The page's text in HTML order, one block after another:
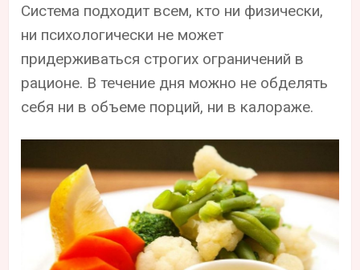
Система подходит всем, кто ни физически,
ни психологически не может
придерживаться строгих ограничений в
рационе. В течение дня можно не обделять
себя ни в объеме порций, ни в калораже.